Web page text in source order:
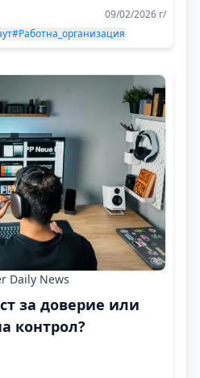
09/02/2026 г/
#Работна_организация
Daily News
за доверие или
контрол?